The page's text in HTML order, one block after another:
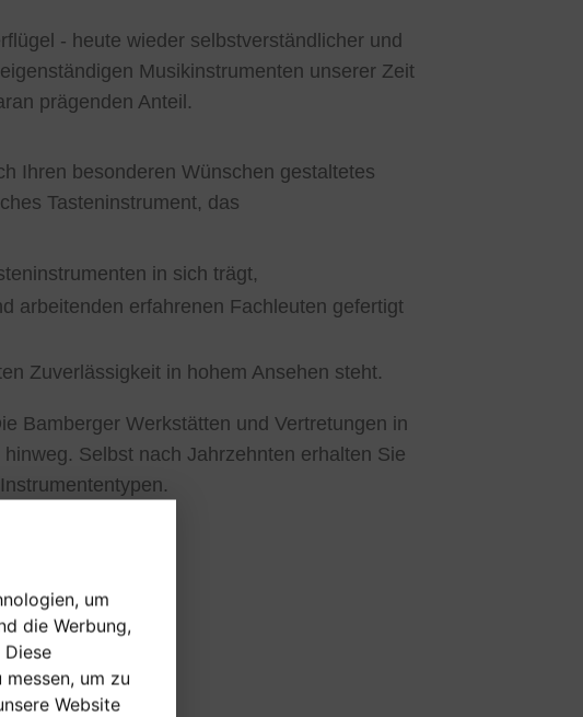
um
die Werbung,
Diese
um zu
Website
- heute wieder selbstverständlicher und
Musikinstrumenten unserer Zeit
prägenden Anteil.
Ihren besonderen Wünschen gestaltetes
Tasteninstrument, das
in sich trägt,
arbeitenden erfahrenen Fachleuten gefertigt
Zuverlässigkeit in hohem Ansehen steht.
Bamberger Werkstätten und Vertretungen in
Selbst nach Jahrzehnten erhalten Sie